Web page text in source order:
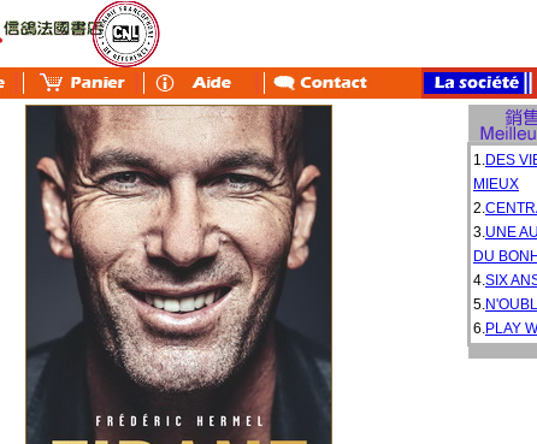
1.DES
MIEUX
2.
3.UNE
DU
4.SIX
5.
6.PLAY